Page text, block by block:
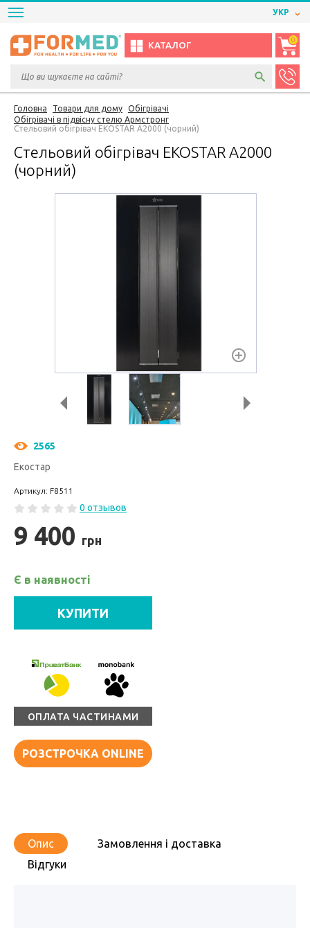
УКР
КАТАЛОГ
0
Головна Товари для дому
Обігрівачі
Обігрівачі в підвісну стелю Армстронг
Стельовий обігрівач EKOSTAR A2000 (чорний)
Стельовий обігрівач EKOSTAR A2000
(чорний)
2565
Екостар
Артикул: F8511
0 отзывов
9 400 грн
Є в наявності
КУПИТИ
ОПЛАТА ЧАСТИНАМИ
РОЗСТРОЧКА ONLINE
Опис
Замовлення і доставка
Відгуки